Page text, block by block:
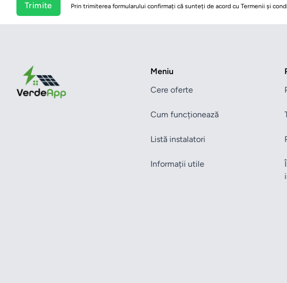
Trimite Prin trimiterea formularului confirmați că sunteți de acord cu Termenii și
Meniu
Cere oferte
Cum funcționează
Listă instalatori
Informații utile